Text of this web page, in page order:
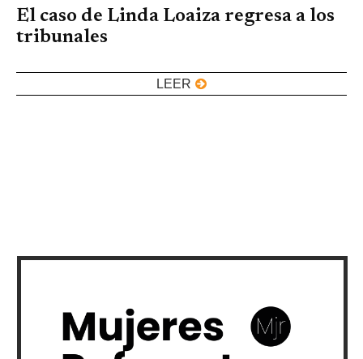
El caso de Linda Loaiza regresa a los
tribunales
LEER